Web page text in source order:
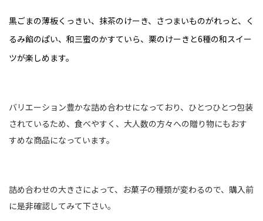
黒ごまの薄板くっきい、抹茶のけーき、さつまいものがれっと、く
るみ餡のぱい、和三蜜のかすていら、栗のけーきと6種の和スイー
ツが楽しめます。
バリエーション豊かな詰め合わせになっており、ひとつひとつ包装
されているため、食べやすく、大人数の方々への贈り物にもおす
すめな商品になっています。
詰め合わせの大きさによって、お菓子の種類が変わるので、購入前
に是非確認してみて下さい。